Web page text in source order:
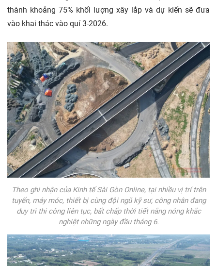
thành khoảng 75% khối lượng xây lắp và dự kiến sẽ đưa
vào khai thác vào quí 3-2026.
Theo ghi nhận của Kinh tế Sài Gòn Online, tại nhiều vị trí trên
tuyến, máy móc, thiết bị cùng đội ngũ kỹ sư, công nhân đang
duy trì thi công liên tục, bất chấp thời tiết nắng nóng khắc
nghiệt những ngày đầu tháng 6.